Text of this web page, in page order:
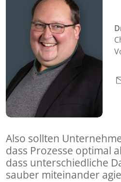
Also sollten
dass Prozesse optimal
dass unterschiedliche
sauber miteinander